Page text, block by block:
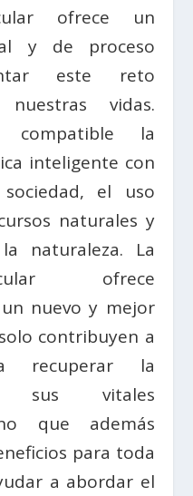
ofrece un
y de proceso
este reto
vidas.
compatible la
inteligente con
el uso
naturales y
naturaleza. La
ofrece
nuevo y mejor
contribuyen a
recuperar la
sus vitales
que además
para toda
a abordar el